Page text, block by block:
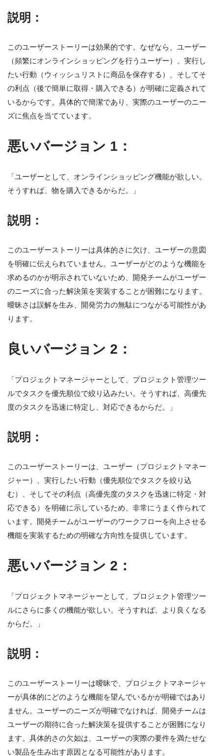
説明：
このユーザーストーリーは効果的です。なぜなら、ユーザー
（頻繁にオンラインショッピングを行うユーザー）、実行し
たい行動（ウィッシュリストに商品を保存する）、そしてそ
の利点（後で簡単に取得・購入できる）が明確に定義されて
いるからです。具体的で簡潔であり、実際のユーザーのニー
ズに焦点を当てています。
悪いバージョン 1：
「ユーザーとして、オンラインショッピング機能が欲しい。
そうすれば、物を購入できるからだ。」
説明：
このユーザーストーリーは具体的さに欠け、ユーザーの意図
を明確に伝えられていません。ユーザーがどのような機能を
求めるのかが明示されていないため、開発チームがユーザー
のニーズに合った解決策を実装することが困難になります。
曖昧さは誤解を生み、開発労力の無駄につながる可能性があ
ります。
良いバージョン 2：
「プロジェクトマネージャーとして、プロジェクト管理ツー
ルでタスクを優先順位で絞り込みたい。そうすれば、高優先
度のタスクを迅速に特定し、対応できるからだ。」
説明：
このユーザーストーリーは、ユーザー（プロジェクトマネー
ジャー）、実行したい行動（優先順位でタスクを絞り込
む）、そしてその利点（高優先度のタスクを迅速に特定・対
応できる）を明確に示しているため、非常にうまく作られて
います。開発チームがユーザーのワークフローを向上させる
機能を実装するための明確な方向性を提供しています。
悪いバージョン 2：
「プロジェクトマネージャーとして、プロジェクト管理ツー
ルにさらに多くの機能が欲しい。そうすれば、より良くなる
からだ。」
説明：
このユーザーストーリーは曖昧で、プロジェクトマネージャ
ーが具体的にどのような機能を望んでいるかが明確ではあり
ません。ユーザーのニーズが明確でなければ、開発チームは
ユーザーの期待に合った解決策を提供することが困難になり
ます。具体的さの欠如は、ユーザーの実際の要件を満たせな
い製品を生み出す原因となる可能性があります。